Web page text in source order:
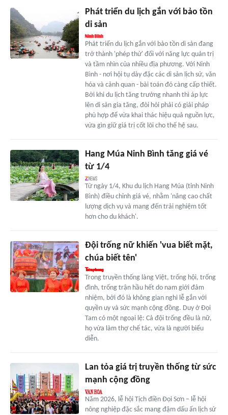
Phát triển du lịch gắn với bảo tồn
di sản
Phát triển du lịch gắn với bảo tồn di sản đang
trở thành 'phép thử' đối với năng lực quản trị
và tầm nhìn của nhiều địa phương. Với Ninh
Bình - nơi hội tụ dày đặc các di sản lịch sử, văn
hóa và cảnh quan - bài toán đó càng cấp thiết.
Bởi khi du lịch tăng trưởng nhanh thì áp lực
lên di sản gia tăng, đòi hỏi phải có giải pháp
phù hợp để vừa khai thác hiệu quả nguồn lực,
vừa gìn giữ giá trị cốt lõi cho thế hệ sau.
Hang Múa Ninh Bình tăng giá vé
từ 1/4
Từ ngày 1/4, Khu du lịch Hang Múa (tỉnh Ninh
Bình) điều chỉnh giá vé, nhằm 'nâng cao chất
lượng dịch vụ và mang đến trải nghiệm tốt
hơn cho du khách'.
Đội trống nữ khiến 'vua biết mặt,
chúa biết tên'
Trong truyền thống làng Việt, trống hội, trống
đình, trống trận hầu hết do nam giới đảm
nhiệm, bởi đó là không gian nghi lễ gắn với
quyền uy và sức mạnh cộng đồng. Duy ở Đọi
Tam có một ngoại lệ: Cả đội trống đều là nữ,
họ vừa làm thợ chế tác, vừa là người biểu
diễn.
Lan tỏa giá trị truyền thống từ sức
mạnh cộng đồng
Năm 2026, lễ hội Tịch điền Đọi Sơn – lễ hội
nông nghiệp đặc sắc mang đậm dấu ấn lịch sử